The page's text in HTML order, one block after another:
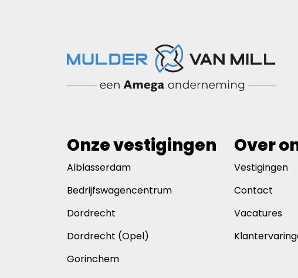
Onze vestigingen
Alblasserdam
Bedrijfswagencentrum
Dordrecht
Dordrecht (Opel)
Gorinchem
Over
Vestigingen
Contact
Vacatures